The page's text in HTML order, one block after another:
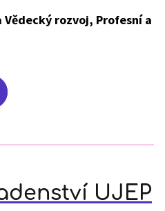
Vědecký rozvoj, Profesní a
UJEP